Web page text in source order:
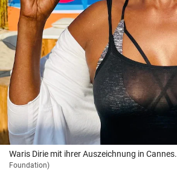
Waris Dirie mit ihrer Auszeichnung in Cannes.
Foundation)